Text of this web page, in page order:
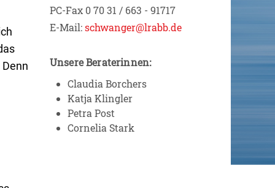
PC-Fax 0 70 31 / 663 - 91717
E-Mail:schwanger@lrabb.de
Unsere Beraterinnen:
Claudia Borchers
Katja Klingler
Petra Post
Cornelia Stark